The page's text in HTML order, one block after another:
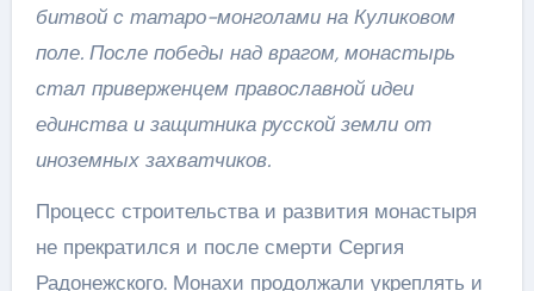
битвой с татаро-монголами на Куликовом
поле. После победы над врагом, монастырь
стал приверженцем православной идеи
единства и защитника русской земли от
иноземных захватчиков.
Процесс строительства и развития монастыря
не прекратился и после смерти Сергия
Радонежского. Монахи продолжали укреплять и